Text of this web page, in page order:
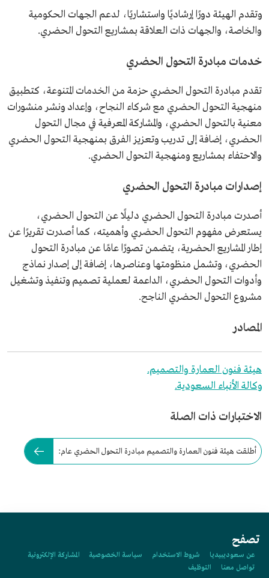
وتقدم الهيئة دورًا إرشاديًا واستشاريًا، لدعم الجهات الحكومية
والخاصة، والجهات ذات العلاقة بمشاريع التحول الحضري.
خدمات مبادرة التحول الحضري
تقدم مبادرة التحول الحضري حزمة من الخدمات المتنوعة، كتطبيق
منهجية التحول الحضري مع شركاء النجاح، وإعداد ونشر منشورات
معنية بالتحول الحضري، والمشاركة المعرفية في مجال التحول
الحضري، إضافة إلى تدريب وتعزيز الفرق بمنهجية التحول الحضري
والاحتفاء بمشاريع ومنهجية التحول الحضري.
إصدارات مبادرة التحول الحضري
أصدرت مبادرة التحول الحضري دليلًا عن التحول الحضري،
يستعرض مفهوم التحول الحضري وأهميته، كما أصدرت تقريرًا عن
إطار المشاريع الحضرية، يتضمن تصورًا عامًا عن مبادرة التحول
الحضري، وتشمل منظومتها وعناصرها، إضافة إلى إصدار نماذج
وأدوات التحول الحضري، الداعمة لعملية تصميم وتنفيذ وتشغيل
مشروع التحول الحضري الناجح.
المصادر
هيئة فنون العمارة والتصميم.
وكالة الأنباء السعودية.
الاختبارات ذات الصلة
أطلقت هيئة فنون العمارة والتصميم مبادرة التحول الحضري عام:
تصفح
عن سعوديبيديا شروط الاستخدام سياسة الخصوصية
المشاركة الإلكترونية
تواصل معنا
التوظيف